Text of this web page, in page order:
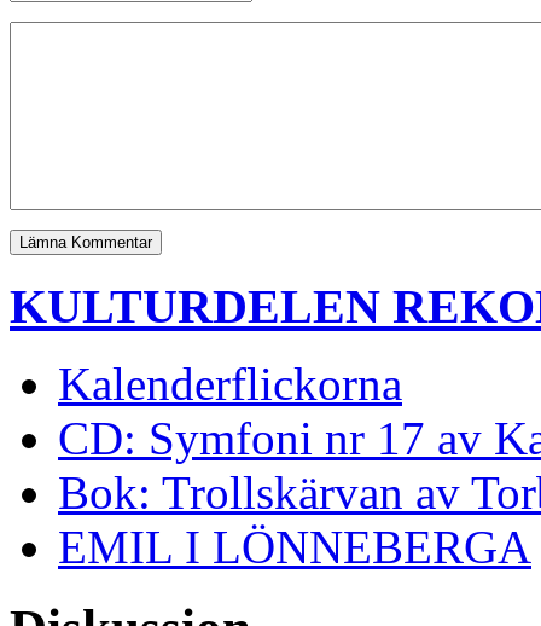
KULTURDELEN
Kalenderflickorna
CD: Symfoni nr 17 av
Bok: Trollskärvan av
EMIL I LÖNNEBERGA